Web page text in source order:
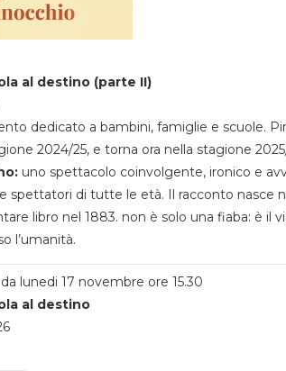
al destino (parte II)
dedicato a bambini, famiglie e scuole.
2024/25, e torna ora nella stagione
uno spettacolo coinvolgente, ironico e
spettatori di tutte le età. Il racconto nasce
libro nel 1883. non è solo una fiaba: è il
l’umanità.
lunedi 17 novembre ore 15.30
al destino